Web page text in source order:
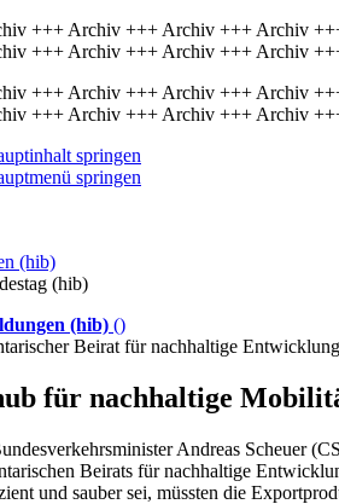
+++ Archiv +++ Archiv +++ Archiv
+++ Archiv +++ Archiv +++ Archiv
+++ Archiv +++ Archiv +++ Archiv
+++ Archiv +++ Archiv +++ Archiv
springen
springen
(hib)
(hib)
(hib) ()
Beirat für nachhaltige
für nachhaltige
Andreas Scheuer
Beirats für nachhaltige
und sauber sei, müssten die